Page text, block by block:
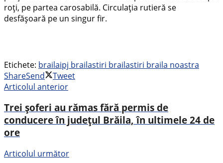
roți, pe partea carosabilă. Circulația rutieră se
desfășoară pe un singur fir.
Etichete: brailaipj brailastiri brailastiri braila noastra
ShareSend
Tweet
Articolul anterior
Trei șoferi au rămas fără permis de
conducere în județul Brăila, în ultimele 24 de
ore
Articolul următor